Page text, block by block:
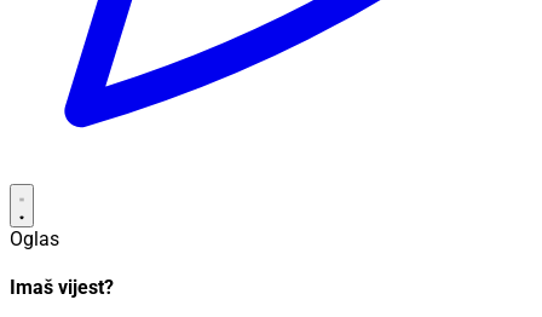
Oglas
Imaš vijest?